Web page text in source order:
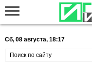
Сб, 08 августа, 18:17